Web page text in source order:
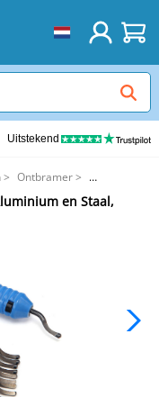
Uitstekend
> Ontbramer>
en Staal, Stalen
en Staal,